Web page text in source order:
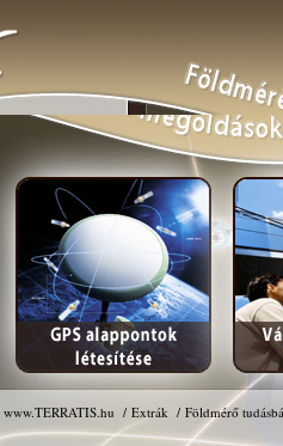
www.TERRATIS.hu / Extrák / Földmérő